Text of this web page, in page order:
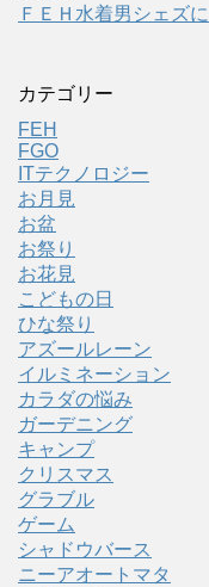
ＦＥＨ水着男シェズ
カテゴリー
FEH
FGO
ITテクノロジー
お月見
お盆
お祭り
お花見
こどもの日
ひな祭り
アズールレーン
イルミネーション
カラダの悩み
ガーデニング
キャンプ
クリスマス
グラブル
ゲーム
シャドウバース
ニーアオートマタ